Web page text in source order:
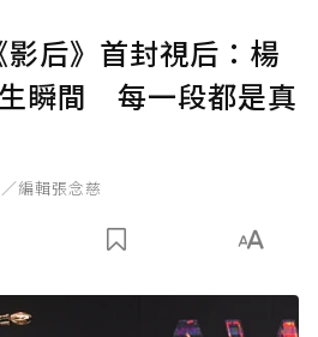
后》首封視后：楊
瞬間 每一段都是真
編輯張念慈